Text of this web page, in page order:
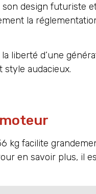
design futuriste
la
liberté d’une
audacieux.
kg facilite
en savoir plus, il